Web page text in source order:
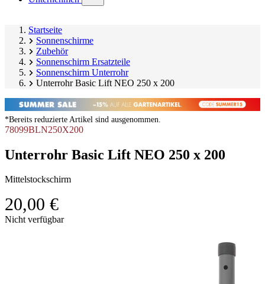
submenu)
Startseite
Sonnenschirme
Zubehör
Sonnenschirm Ersatzteile
Sonnenschirm Unterrohr
Unterrohr Basic Lift NEO 250 x 200
*Bereits reduzierte Artikel sind ausgenommen.
78099BLN250X200
Unterrohr Basic Lift NEO 250 x 200
Mittelstockschirm
20,00 €
Produktgalerie
Nicht verfügbar